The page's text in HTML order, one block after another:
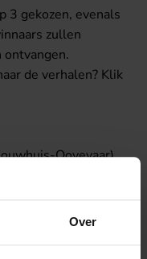
Over
3 gekozen, evenals
zullen
de verhalen? Klik
Ooyevaar)
van Baal)